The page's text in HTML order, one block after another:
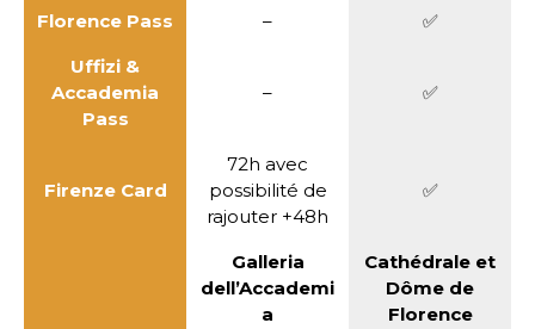
Florence Pass
–
✅
Uffizi &
Accademia
Pass
– ✅
Firenze Card
72h avec
possibilité de
rajouter +48h
✅
Galleria
dell’Accademi
a
Cathédrale et
Dôme de
Florence